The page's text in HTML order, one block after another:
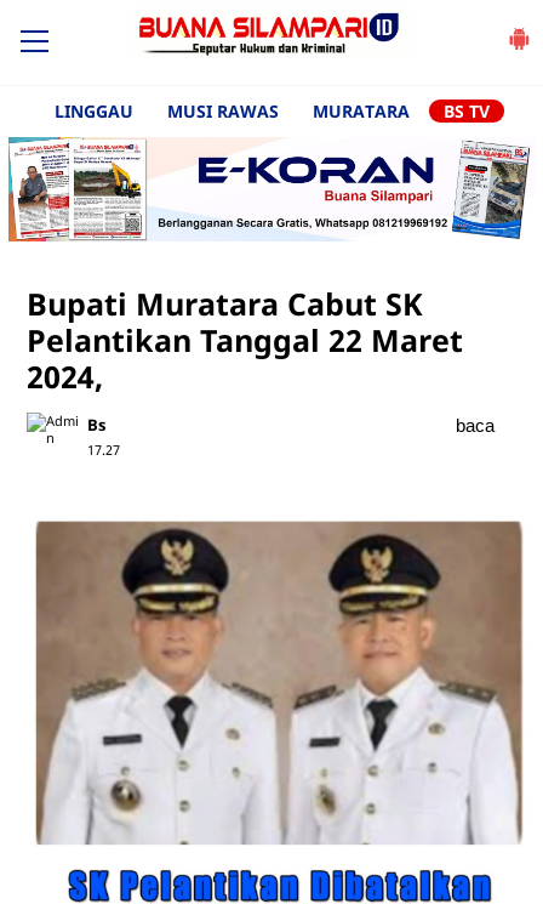
LINGGAU MUSI RAWAS MURATARA BS TV
Bupati Muratara Cabut SK
Pelantikan Tanggal 22 Maret
2024,
Bs
17.27
baca